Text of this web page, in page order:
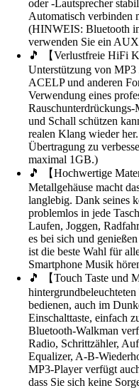
oder -Lautsprecher
Automatisch verbinden
(HINWEIS: Bluetooth
verwenden Sie ein
🎵 【Verlustfreie HiFi
Unterstützung von
ACELP und anderen
Verwendung eines
Rauschunterdrückungs-
und Schall schützen
realen Klang wieder
Übertragung zu
maximal 1GB.)
🎵 【Hochwertige
Metallgehäuse macht
langlebig. Dank seines
problemlos in jede
Laufen, Joggen,
es bei sich und
ist die beste Wahl für
Smartphone Musik
🎵 【Touch Taste und
bedienen, auch im
Einschalttaste, einfach
Bluetooth-Walkman
Radio, Schrittzähler,
Equalizer, A-B-
MP3-Player verfügt
dass Sie sich keine